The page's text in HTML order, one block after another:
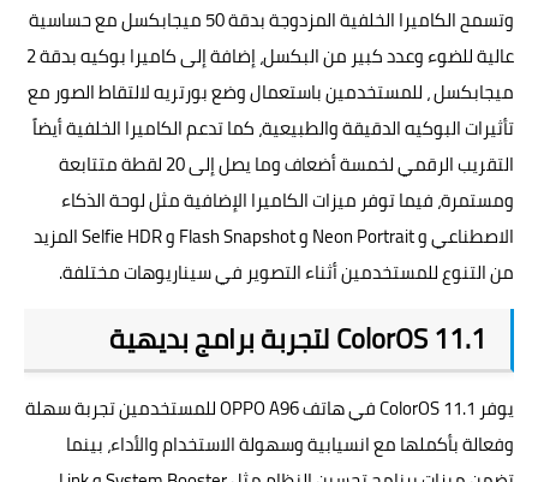
وتسمح الكاميرا الخلفية المزدوجة بدقة 50 ميجابكسل مع حساسية
عالية للضوء وعدد كبير من البكسل، إضافة إلى كاميرا بوكيه بدقة 2
ميجابكسل ، للمستخدمين باستعمال وضع بورتريه لالتقاط الصور مع
تأثيرات البوكيه الدقيقة والطبيعية، كما تدعم الكاميرا الخلفية أيضاً
التقريب الرقمي لخمسة أضعاف وما يصل إلى 20 لقطة متتابعة
ومستمرة، فيما توفر ميزات الكاميرا الإضافية مثل لوحة الذكاء
الاصطناعي و Neon Portrait و Flash Snapshot و Selfie HDR المزيد
من التنوع للمستخدمين أثناء التصوير في سيناريوهات مختلفة.
ColorOS 11.1 لتجربة برامج بديهية
يوفر ColorOS 11.1 في هاتف OPPO A96 للمستخدمين تجربة سهلة
وفعالة بأكملها مع انسيابية وسهولة الاستخدام والأداء، بينما